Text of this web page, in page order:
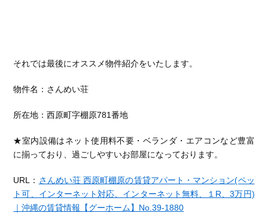
それでは最後にオススメ物件紹介をいたします。
物件名：さんめい荘
所在地：西原町字棚原781番地
★室内設備はネット使用料不要・ベランダ・エアコンなど豊富
に揃っており、過ごしやすいお部屋になっております。
URL： さんめい荘 西原町棚原の賃貸アパート・マンション(ペッ
ト可、インターネット対応、インターネット無料、１R、3万円)
｜沖縄の賃貸情報【グーホーム】No.39-1880